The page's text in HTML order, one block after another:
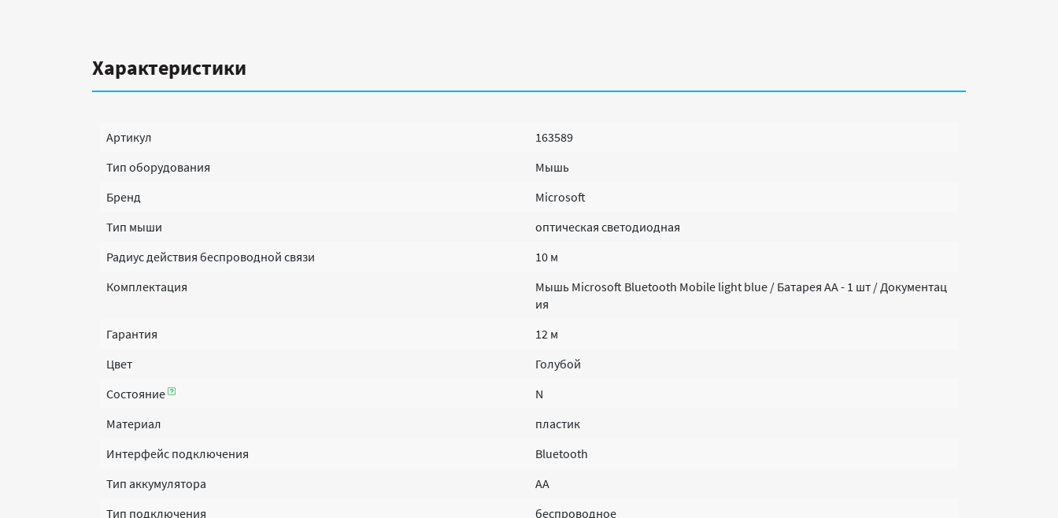
Характеристики
Артикул
163589
Тип оборудования
Мышь
Бренд
Microsoft
Тип мыши
оптическая светодиодная
Радиус действия беспроводной связи
10 м
Комплектация
Мышь Microsoft Bluetooth Mobile light blue / Батарея AA - 1 шт / Документац
ия
Гарантия
12 м
Цвет
Голубой
Состояние
N
Материал
пластик
Интерфейс подключения
Bluetooth
Тип аккумулятора
AA
Тип подключения
беспроводное